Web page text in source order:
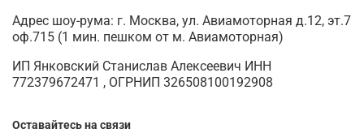
Адрес шоу-рума: г. Москва, ул. Авиамоторная д.12, эт.7
оф.715 (1 мин. пешком от м. Авиамоторная)
ИП Янковский Станислав Алексеевич ИНН
772379672471 , ОГРНИП 326508100192908
Оставайтесь на связи